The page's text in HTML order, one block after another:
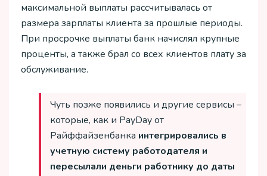
максимальной выплаты рассчитывалась от
размера зарплаты клиента за прошлые периоды.
При просрочке выплаты банк начислял крупные
проценты, а также брал со всех клиентов плату за
обслуживание.
Чуть позже появились и другие сервисы –
которые, как и PayDay от
Райффайзенбанка интегрировались в
учетную систему работодателя и
пересылали деньги работнику до даты